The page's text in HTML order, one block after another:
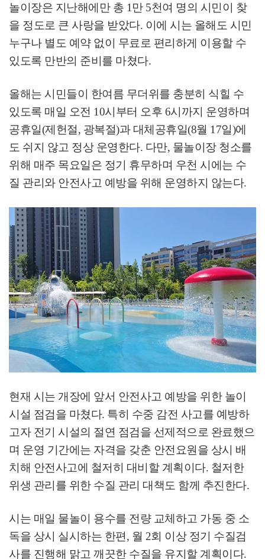
놀이장은 지난해에만 총 1 만 5천여 명의 시민이 찾
을 정도로 큰 사랑을 받았다. 이에 시는 올해도 시민
누구나 별도 예약 없이 무료로 편리하게 이용할 수
있도록 만반의 준비를 마쳤다.
올해는 시민들이 한여름 무더위를 충분히 식힐 수
있도록 매일 오전 10시부터 오후 6시까지 운영하며
공휴일(제헌절, 광복절)과 대체공휴일(8월 17일)에
도 쉬지 않고 정상 운영한다. 다만, 물놀이장 청소를
위해 매주 목요일은 정기 휴무하며 우천 시에는 수
질 관리와 안전사고 예방을 위해 운영하지 않는다.
현재 시는 개장에 앞서 안전사고 예방을 위한 놀이
시설 점검을 마쳤다. 특히 수중 감전 사고를 예방하
고자 전기 시설의 절연 점검을 선제적으로 완료했으
며 운영 기간에는 자격을 갖춘 안전요원을 상시 배
치해 안전사고에 철저히 대비할 계획이다. 철저한
위생 관리를 위한 수질 관리 대책도 함께 추진한다.
시는 매일 물놀이 용수를 전량 교체하고 가동 중 소
독을 상시 실시하는 한편 , 월 2회 이상 정기 수질검
사를 진행해 맑고 깨끗한 수질을 유지할 계획이다.